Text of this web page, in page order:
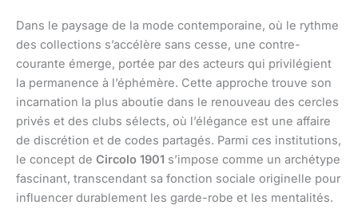
Dans le paysage de la mode contemporaine, où le rythme
des collections s’accélère sans cesse, une contre-
courante émerge, portée par des acteurs qui privilégient
la permanence à l’éphémère. Cette approche trouve son
incarnation la plus aboutie dans le renouveau des cercles
privés et des clubs sélects, où l’élégance est une affaire
de discrétion et de codes partagés. Parmi ces institutions,
le concept de Circolo 1901 s’impose comme un archétype
fascinant, transcendant sa fonction sociale originelle pour
influencer durablement les garde-robe et les mentalités.